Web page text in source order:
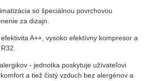
so špeciálnou povrchovou
za dizajn.
A++, vysoko efektívny kompresor a
- jednotka poskytuje užívateľovi
a tiež čistý vzduch bez alergénov a